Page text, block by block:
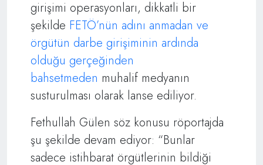
girişimi operasyonları, dikkatli bir
şekilde FETÖ’nün adını anmadan ve
örgütün darbe girişiminin ardında
olduğu gerçeğinden
bahsetmeden muhalif medyanın
susturulması olarak lanse ediliyor.
Fethullah Gülen söz konusu röportajda
şu şekilde devam ediyor: “Bunlar
sadece istihbarat örgütlerinin bildiği